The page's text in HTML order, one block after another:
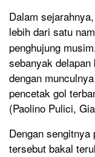
Dalam
lebih dari satu
penghujung
sebanyak
dengan
pencetak gol
(Paolino Pulici,
Dengan
tersebut bakal